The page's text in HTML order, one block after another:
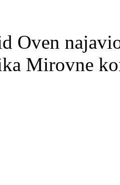
Oven
Mirovne